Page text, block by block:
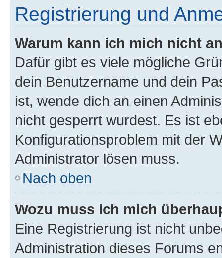
Registrierung und
Warum kann ich mich nicht
Dafür gibt es viele mögliche
dein Benutzername und dein
ist, wende dich an einen
nicht gesperrt wurdest. Es ist
Konfigurationsproblem mit der
Administrator lösen muss.
Nach oben
Wozu muss ich mich
Eine Registrierung ist nicht
Administration dieses Forums